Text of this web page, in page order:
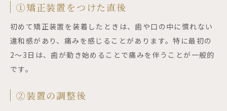
①矯正装置をつけた直後
初めて矯正装置を装着したときは、歯や口の中に慣れない
違和感があり、痛みを感じることがあります。特に最初の
2〜3日は、歯が動き始めることで痛みを伴うことが一般的
です。
②装置の調整後